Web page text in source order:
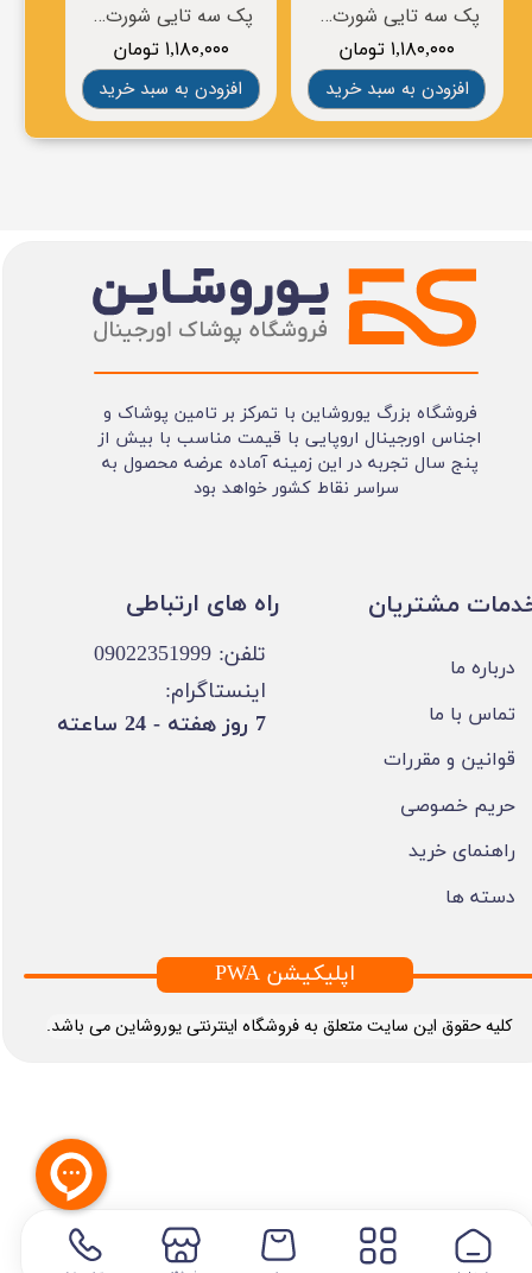
پک سه تایی شورت مردانه برند ESMARA
۱,۱۸۰,۰۰۰ تومان
افزودن به سبد خرید
پک سه تایی شورت مردانه برند LIVERGY
۱,۱۸۰,۰۰۰ تومان
افزودن به سبد خرید
فروشگاه بزرگ یوروشاین با تمرکز بر تامین پوشاک و
اجناس اورجینال اروپایی با قیمت مناسب با بیش از
پنج سال تجربه در این زمینه آماده عرضه محصول به
سراسر نقاط کشور خواهد بود
​کلیه حقوق این سایت متعلق به فروشگاه اینترنتی یوروشاین می باشد.
مشتریان
درباره ما
تماس با ما
قوانین و مقررات
حریم خصوصی
راهنمای خرید
دسته ها
تلفن: 09022351999
اینستاگرام:
​7 روز هفته - 24 ساعته ​​​​​​​
PWA اپلیکیشن
​​راه های ارتباطی